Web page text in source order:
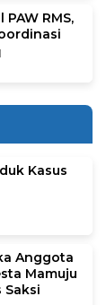
RMS,
Kasus
Anggota
Mamuju
Saksi